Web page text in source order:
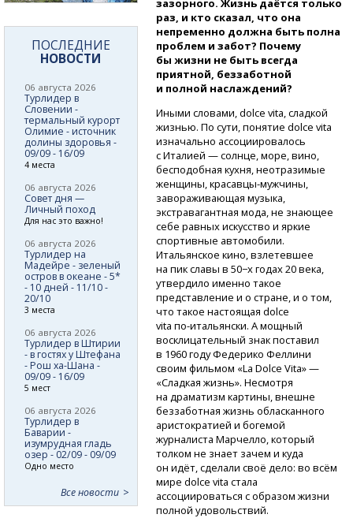
зазорного. Жизнь даётся только
раз, и кто сказал, что она
непременно должна быть полна
проблем и забот? Почему
бы жизни не быть всегда
приятной, беззаботной
и полной наслаждений?
Иными словами, dolce vita, сладкой
жизнью. По сути, понятие dolce vita
изначально ассоциировалось
с Италией — солнце, море, вино,
бесподобная кухня, неотразимые
женщины,красавцы-мужчины,
завораживающая музыка,
экстравагантная мода, не знающее
себе равных искусство и яркие
спортивные автомобили.
Итальянское кино, взлетевшее
на пик славы в 50−х годах 20 века,
утвердило именно такое
представление и о стране, и о том,
что такое настоящая dolce
vita по-итальянски. А мощный
восклицательный знак поставил
в 1960 году Федерико Феллини
своим фильмом «La Dolce Vita» —
«Сладкая жизнь». Несмотря
на драматизм картины, внешне
беззаботная жизнь обласканного
аристократией и богемой
журналиста Марчелло, который
толком не знает зачем и куда
он идёт, сделали своё дело: во всём
мире dolce vita стала
ассоциироваться с образом жизни
полной удовольствий.
ПОСЛЕДНИЕ
НОВОСТИ
06 августа 2026
Турлидер в
Словении -
термальный курорт
Олимие - источник
долины здоровья -
09/09 - 16/09
4 места
06 августа 2026
Совет дня —
Личный поход
Для нас это важно!
06 августа 2026
Турлидер на
Мадейре - зеленый
остров в океане - 5*
- 10 дней - 11/10 -
20/10
3 места
06 августа 2026
Турлидер в Штирии
- в гостях у Штефана
- Рош ха-Шана -
09/09 - 16/09
5 мест
06 августа 2026
Турлидер в
Баварии -
изумрудная гладь
озер - 02/09 - 09/09
Одно место
Все новости